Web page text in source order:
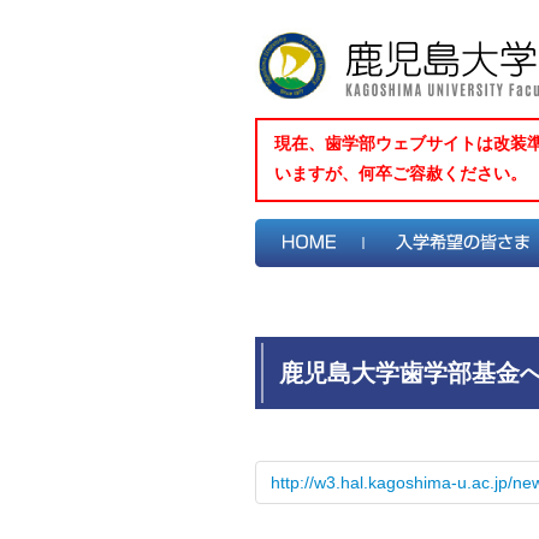
現在、歯学部ウェブサイトは改装
いますが、何卒ご容赦ください。
鹿児島大学歯学部基金
http://w3.hal.kagoshima-u.ac.jp/